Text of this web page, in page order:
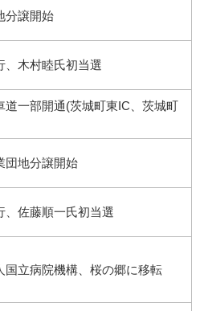
分譲開始
、木村睦氏初当選
道一部開通(茨城町東IC、茨城町
団地分譲開始
、佐藤順一氏初当選
国立病院機構、桜の郷に移転